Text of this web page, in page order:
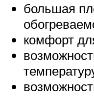
большая
комфорт